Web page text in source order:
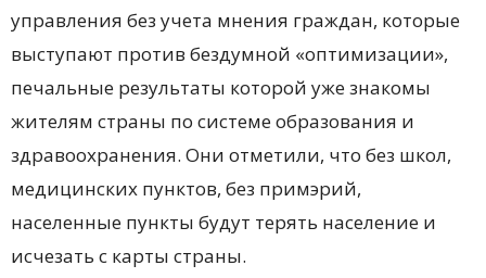
управления без учета мнения граждан, которые
выступают против бездумной «оптимизации»,
печальные результаты которой уже знакомы
жителям страны по системе образования и
здравоохранения. Они отметили, что без школ,
медицинских пунктов, без примэрий,
населенные пункты будут терять население и
исчезать с карты страны.